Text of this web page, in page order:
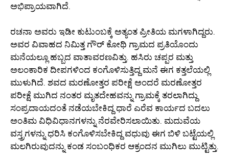
ಅಭಿಪ್ರಾಯವಾಗಿದೆ.
ರಚನಾ ಅವರು ಇಡೀ ಕುಟುಂಬಕ್ಕೆ ಅತ್ಯಂತ ಪ್ರೀತಿಯ ಮಗಳಾಗಿದ್ದರು.
ಅವರ ವಿವಾಹದ ನಿಮಿತ್ತ ಗೌರ್ ಕೋಥಿ ಗ್ರಾಮದ ಪ್ರತಿಯೊಂದು
ಮನೆಯಲ್ಲೂ ಹಬ್ಬದ ವಾತಾವರಣವಿತ್ತು. ಹಸಿರು ಚಪ್ಪರ ಮತ್ತು
ಅಲಂಕಾರಿಕ ದೀಪಗಳಿಂದ ಕಂಗೊಳಿಸುತ್ತಿದ್ದ ಮನೆ ಈಗ ಕತ್ತಲೆಯಲ್ಲಿ
ಮುಳುಗಿದೆ. ಶವದ ಮರಣೋತ್ತರ ಪರೀಕ್ಷೆ ಅಂದರೆ ಮರಣೋತ್ತರ
ಪರೀಕ್ಷೆ ಮುಗಿದ ನಂತರ ಮೃತದೇಹವನ್ನು ಗ್ರಾಮಕ್ಕೆ ತರಲಾಗಿದ್ದು
ಸಂಪ್ರದಾಯದಂತೆ ನಡೆಯಬೇಕಿದ್ದ ಧಾರೆ ಎರೆವ ಕಾರ್ಯದ ಬದಲು
ಅಂತಿಮ ವಿಧಿವಿಧಾನಗಳನ್ನು ನೆರವೇರಿಸಲಾಯಿತು. ಮದುವೆಯ
ವಸ್ತ್ರಗಳನ್ನು ಧರಿಸಿ ಕಂಗೊಳಿಸಬೇಕಿದ್ದ ವಧುವು ಈಗ ಬಿಳಿ ಬಟ್ಟೆಯಲ್ಲಿ
ಮಲಗಿರುವುದನ್ನು ಕಂಡ ಸಂಬಂಧಿಕರ ಆಕ್ರಂದನ ಮುಗಿಲು ಮುಟ್ಟಿತ್ತು.